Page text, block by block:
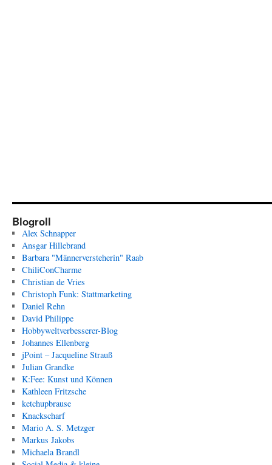
Blogroll
Alex Schnapper
Ansgar Hillebrand
Barbara "Männerversteherin" Raab
ChiliConCharme
Christian de Vries
Christoph Funk: Stattmarketing
Daniel Rehn
David Philippe
Hobbyweltverbesserer-Blog
Johannes Ellenberg
jPoint – Jacqueline Strauß
Julian Grandke
K:Fee: Kunst und Können
Kathleen Fritzsche
ketchupbrause
Knackscharf
Mario A. S. Metzger
Markus Jakobs
Michaela Brandl